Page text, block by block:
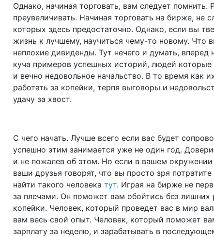
Однако, начиная торговать, вам следует помнить.
преувеличивать. Начиная торговать на бирже, не
которых здесь предостаточно. Однако, если вы
жизнь к лучшему, научиться чему-то новому. Что
неплохие дивиденды. Тут нечего и думать, вперед
куча примеров успешных историй, людей которые
и вечно недовольное начальство. В то время как
работать за копейки, терпя выговоры и
удачу за хвост.
С чего начать. Лучше всего если вас будет
успешно этим занимается уже не один год.
и не пожалев об этом. Но если в вашем окружении
ваши друзья говорят, что вы просто зря
найти такого человека тут. Играя на бирже не
за плечами. Он поможет вам обойтись без лишних
копейки. Человек, который проведет вас в мир
вам весь свой опыт. Человек, который поможет
зарплату за неделю, и зарабатывать в